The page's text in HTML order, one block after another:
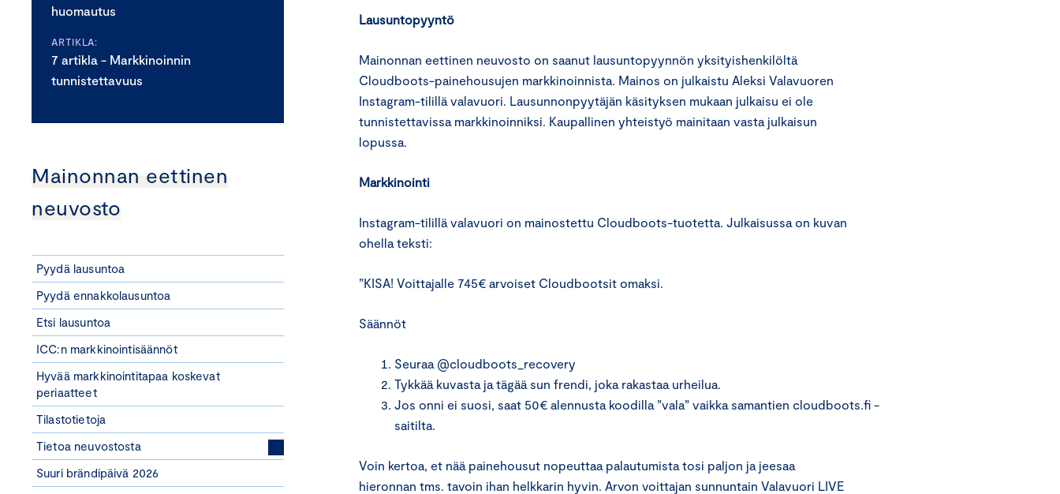
huomautus
ARTIKLA:
7 artikla - Markkinoinnin
tunnistettavuus
Mainonnan eettinen
neuvosto
Pyydä lausuntoa
Pyydä ennakkolausuntoa
Etsi lausuntoa
ICC:n markkinointisäännöt
Hyvää markkinointitapaa koskevat
periaatteet
Tilastotietoja
Tietoa neuvostosta
Suuri brändipäivä 2026
Lausuntopyyntö
Mainonnan eettinen neuvosto on saanut lausuntopyynnön yksityishenkilöltä
Cloudboots-painehousujen markkinoinnista. Mainos on julkaistu Aleksi Valavuoren
Instagram-tilillä valavuori. Lausunnonpyytäjän käsityksen mukaan julkaisu ei ole
tunnistettavissa markkinoinniksi. Kaupallinen yhteistyö mainitaan vasta julkaisun
lopussa.
Markkinointi
Instagram-tilillä valavuori on mainostettu Cloudboots-tuotetta. Julkaisussa on kuvan
ohella teksti:
”KISA! Voittajalle 745€ arvoiset Cloudbootsit omaksi.
Säännöt
Seuraa @cloudboots_recovery
Tykkää kuvasta ja tägää sun frendi, joka rakastaa urheilua.
Jos onni ei suosi, saat 50€ alennusta koodilla ”vala” vaikka samantien cloudboots.fi -
saitilta.
Voin kertoa, et nää painehousut nopeuttaa palautumista tosi paljon ja jeesaa
hieronnan tms. tavoin ihan helkkarin hyvin. Arvon voittajan sunnuntain Valavuori LIVE